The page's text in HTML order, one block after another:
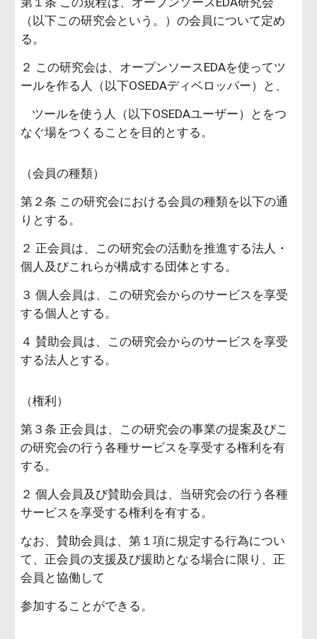
（以下この研究会という。）の会員について定め
る。
２ この研究会は、オープンソースEDAを使ってツ
ールを作る人（以下OSEDAディベロッパー）と、
ツールを使う人（以下OSEDAユーザー）とをつ
なぐ場をつくることを目的とする。
（会員の種類）
第２条 この研究会における会員の種類を以下の通
りとする。
２ 正会員は、この研究会の活動を推進する法人・
個人及びこれらが構成する団体とする。
３ 個人会員は、この研究会からのサービスを享受
する個人とする。
４ 賛助会員は、この研究会からのサービスを享受
する法人とする。
（権利）
第３条 正会員は、この研究会の事業の提案及びこ
の研究会の行う各種サービスを享受する権利を有
する。
２ 個人会員及び賛助会員は、当研究会の行う各種
サービスを享受する権利を有する。
なお、賛助会員は、第１項に規定する行為につい
て、正会員の支援及び援助となる場合に限り、正
会員と協働して
参加することができる。